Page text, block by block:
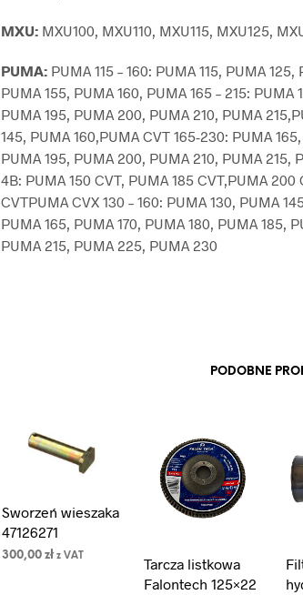
MXU: MXU100, MXU110, MXU115, MXU125,
PUMA: PUMA 115 – 160: PUMA 115, PUMA
PUMA 155, PUMA 160, PUMA 165 – 215: PUMA
PUMA 195, PUMA 200, PUMA 210, PUMA
145, PUMA 160,PUMA CVT 165-230: PUMA
PUMA 195, PUMA 200, PUMA 210, PUMA 215,
4B: PUMA 150 CVT, PUMA 185 CVT,PUMA
CVTPUMA CVX 130 – 160: PUMA 130, PUMA
PUMA 165, PUMA 170, PUMA 180, PUMA 185,
PUMA 215, PUMA 225, PUMA 230
PODOBNE
Sworzeń wieszaka
47126271
300,00 zł z VAT
Tarcza listkowa
Falontech 125×22